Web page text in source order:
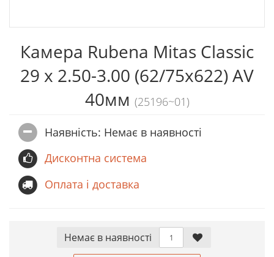
Камера Rubena Mitas Classic
29 x 2.50-3.00 (62/75х622) AV
40мм (25196~01)
Наявність: Немає в наявностi
Дисконтна система
Оплата і доставка
Немає в наявностi